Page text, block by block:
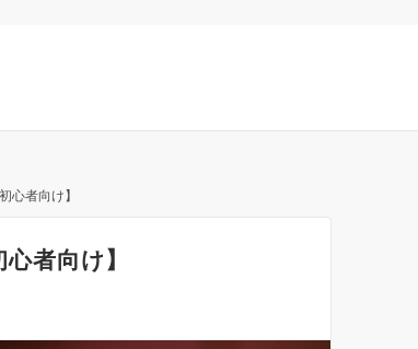
心者向け】
者向け】